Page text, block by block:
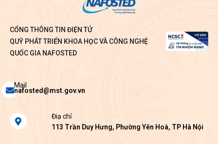
CỔNG THÔNG TIN ĐIỆN TỬ
QUỸ PHÁT TRIỂN KHOA HỌC VÀ CÔNG NGHỆ
QUỐC GIA NAFOSTED
Envelope
Mail
nafosted@mst.gov.vn
Map-
marker-
Điạ chỉ
113 Trần Duy Hưng, Phường Yên Hoà, TP Hà Nội